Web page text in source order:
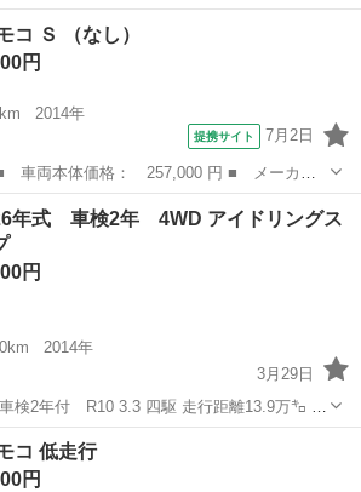
値段についてはご相談可能
遠方の方に朗報★予備検査
駅 モコ
コ Ｓ （なし）
円
2014年
提携サイト 7月2日
モコ ■ グレード名： Ｓ ■ 排気量：
■ ミッション： CVT ■ 店舗PR...
コ
年式 車検2年 4WD アイドリングス
円
2014年
3月29日
2年付 R10 3.3 四駆 走行距離13.9万㌔ ア
ッツェリアナビ、シートヒーター、ETC、
簿、ドラレコ、バックカメラ（配線繋いで
駅 モコ
日産 モコ 低走行
円